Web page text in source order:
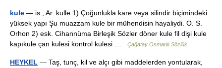
kule — is., Ar. ḳulle 1) Çoğunlukla kare veya silindir biçimindeki
yüksek yapı Şu muazzam kule bir mühendisin hayaliydi. O. S.
Orhon 2) esk. Cihannüma Birleşik Sözler döner kule fil dişi kule
kapıkule çan kulesi kontrol kulesi …
Çağatay Osmanlı Sözlük
HEYKEL — Taş, tunç, kil ve alçı gibi maddelerden yontularak,